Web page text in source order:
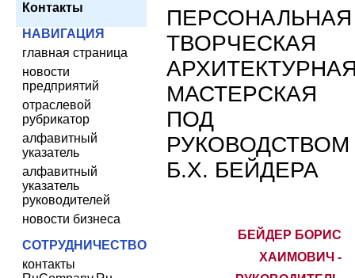
Контакты
НАВИГАЦИЯ
главная страница
новости
предприятий
отраслевой
рубрикатор
алфавитный
указатель
алфавитный
указатель
руководителей
новости бизнеса
СОТРУДНИЧЕСТВО
контакты
ПЕРСОНАЛЬНАЯ
ТВОРЧЕСКАЯ
МАСТЕРСКАЯ
ПОД
РУКОВОДСТВОМ
Б.Х. БЕЙДЕРА
БЕЙДЕР БОРИС
ХАИМОВИЧ -